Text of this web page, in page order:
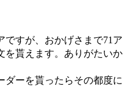
ですが、おかげさまで71ア
を貰えます。ありがたいか
ダーを貰ったらその都度に